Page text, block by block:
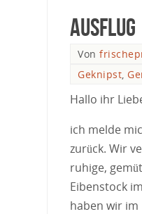
Ausflug
Von
Geknipst,
Hallo ihr
ich melde
zurück. Wir
ruhige,
Eibenstock
haben wir im